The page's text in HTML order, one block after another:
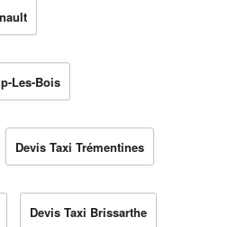
Les-Bois
Devis Taxi Trémentines
Devis Taxi Brissarthe